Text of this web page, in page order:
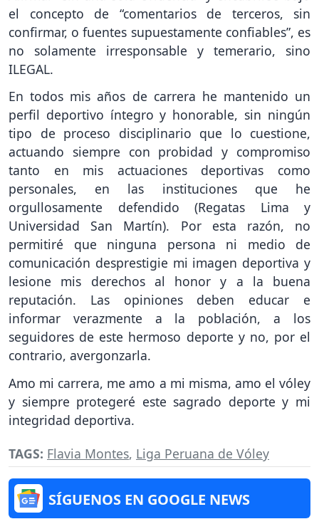
el concepto de “comentarios de terceros, sin
confirmar, o fuentes supuestamente confiables”, es
no solamente irresponsable y temerario, sino
ILEGAL.
En todos mis años de carrera he mantenido un
perfil deportivo íntegro y honorable, sin ningún
tipo de proceso disciplinario que lo cuestione,
actuando siempre con probidad y compromiso
tanto en mis actuaciones deportivas como
personales, en las instituciones que he
orgullosamente defendido (Regatas Lima y
Universidad San Martín). Por esta razón, no
permitiré que ninguna persona ni medio de
comunicación desprestigie mi imagen deportiva y
lesione mis derechos al honor y a la buena
reputación. Las opiniones deben educar e
informar verazmente a la población, a los
seguidores de este hermoso deporte y no, por el
contrario, avergonzarla.
Amo mi carrera, me amo a mi misma, amo el vóley
y siempre protegeré este sagrado deporte y mi
integridad deportiva.
TAGS: Flavia Montes, Liga Peruana de Vóley
SÍGUENOS EN GOOGLE NEWS